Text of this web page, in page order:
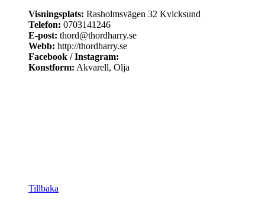
Visningsplats: Rasholmsvägen 32 Kvicksund
Telefon: 0703141246
E-post: thord@thordharry.se
Webb: http://thordharry.se
Facebook / Instagram:
Konstform: Akvarell, Olja
Tillbaka